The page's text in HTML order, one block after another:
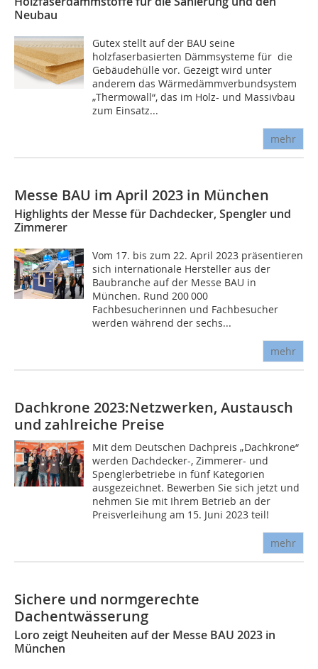
Neubau
Gutex stellt auf der BAU seine
holzfaserbasierten Dämmsysteme für die
Gebäudehülle vor. Gezeigt wird unter
anderem das Wärmedämmverbundsystem
„Thermowall“, das im Holz- und Massivbau
zum Einsatz...
mehr
Messe BAU im April 2023 in München
Highlights der Messe für Dachdecker, Spengler und
Zimmerer
Vom 17. bis zum 22. April 2023 präsentieren
sich internationale Hersteller aus der
Baubranche auf der Messe BAU in
München. Rund 200 000
Fachbesucherinnen und Fachbesucher
werden während der sechs...
mehr
Dachkrone 2023:Netzwerken, Austausch
und zahlreiche Preise
Mit dem Deutschen Dachpreis „Dachkrone“
werden Dachdecker-, Zimmerer- und
Spenglerbetriebe in fünf Kategorien
ausgezeichnet. Bewerben Sie sich jetzt und
nehmen Sie mit Ihrem Betrieb an der
Preisverleihung am 15. Juni 2023 teil!
mehr
Sichere und normgerechte
Dachentwässerung
Loro zeigt Neuheiten auf der Messe BAU 2023 in
München